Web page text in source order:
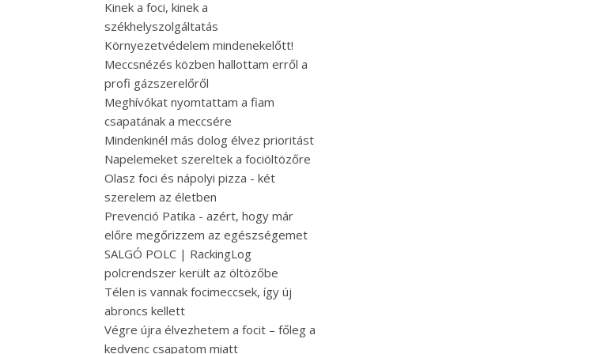
Kinek a foci, kinek a
székhelyszolgáltatás
Környezetvédelem mindenekelőtt!
Meccsnézés közben hallottam erről a
profi gázszerelőről
Meghívókat nyomtattam a fiam
csapatának a meccsére
Mindenkinél más dolog élvez prioritást
Napelemeket szereltek a fociöltözőre
Olasz foci és nápolyi pizza - két
szerelem az életben
Prevenció Patika - azért, hogy már
előre megőrizzem az egészségemet
SALGÓ POLC | RackingLog
polcrendszer került az öltözőbe
Télen is vannak focimeccsek, így új
abroncs kellett
Végre újra élvezhetem a focit – főleg a
kedvenc csapatom miatt